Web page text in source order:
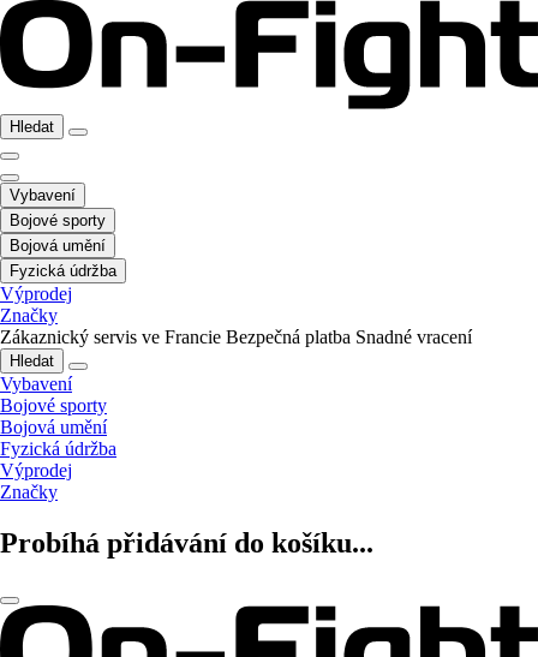
Hledat
Vybavení
Bojové sporty
Bojová umění
Fyzická údržba
Výprodej
Značky
Zákaznický servis ve Francie Bezpečná platba Snadné vracení
Hledat
Vybavení
Bojové sporty
Bojová umění
Fyzická údržba
Výprodej
Značky
Probíhá přidávání do košíku...